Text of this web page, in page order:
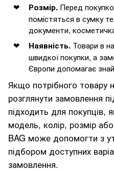
Розмір. Перед
помістяться в сумку
документи, косметичка
Наявність. Товари в
швидкої покупки, а
Європи допомагає
Якщо потрібного товару
розглянути замовлення
підходить для покупців,
модель, колір, розмір
BAG може допомогти з
підбором доступних
замовлення.